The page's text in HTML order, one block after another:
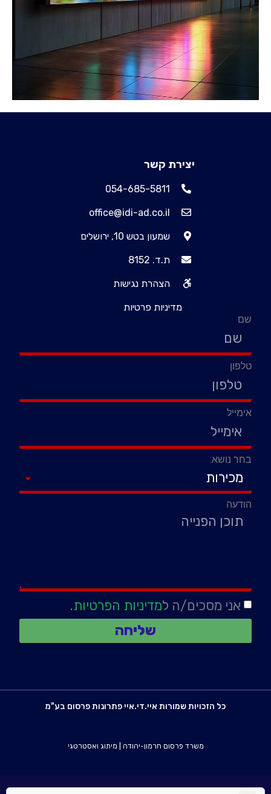
יצירת קשר
054-685-5811
office@idi-ad.co.il
שמעון בטש 10, ירושלים
ת.ד. 8152
הצהרת נגישות
מדיניות פרטיות
שם
טלפון
אימייל
בחר נושא:
הודעה
אני מסכים/ה למדיניות הפרטיות.
שליחה
כל הזכויות שמורות איי.די.איי פתרונות פרסום בע"מ
משרד פרסום חרמון-יהודה מיתוג ואסטרטגי